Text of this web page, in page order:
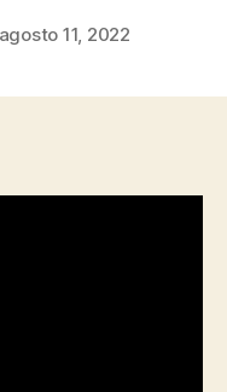
agosto 11, 2022